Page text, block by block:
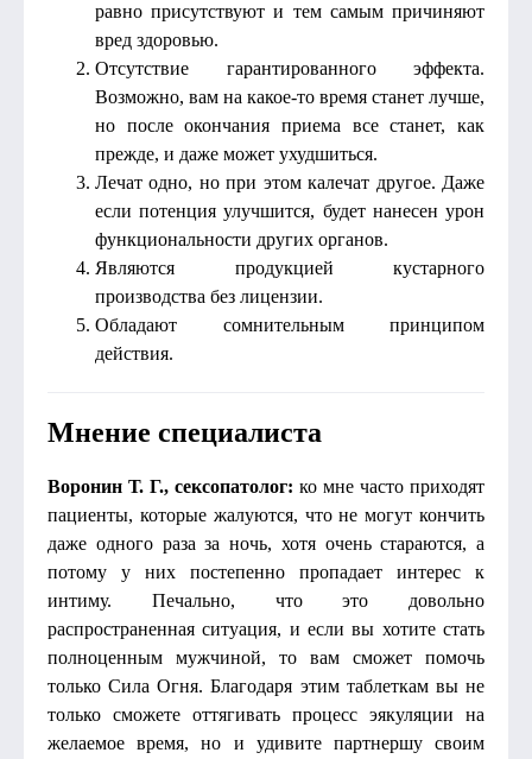
равно присутствуют и тем самым причиняют
вред здоровью.
Отсутствие гарантированного эффекта.
Возможно, вам на какое-то время станет лучше,
но после окончания приема все станет, как
прежде, и даже может ухудшиться.
Лечат одно, но при этом калечат другое. Даже
если потенция улучшится, будет нанесен урон
функциональности других органов.
Являются продукцией кустарного
производства без лицензии.
Обладают сомнительным принципом
действия.
Мнение специалиста
Воронин Т. Г., сексопатолог: ко мне часто приходят
пациенты, которые жалуются, что не могут кончить
даже одного раза за ночь, хотя очень стараются, а
потому у них постепенно пропадает интерес к
интиму. Печально, что это довольно
распространенная ситуация, и если вы хотите стать
полноценным мужчиной, то вам сможет помочь
только Сила Огня. Благодаря этим таблеткам вы не
только сможете оттягивать процесс эякуляции на
желаемое время, но и удивите партнершу своим